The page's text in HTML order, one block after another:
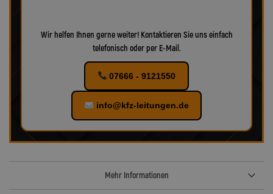
Wir helfen Ihnen gerne weiter! Kontaktieren Sie uns einfach
telefonisch oder per E-Mail.
07666 - 9121550
info@kfz-leitungen.de
Mehr Informationen